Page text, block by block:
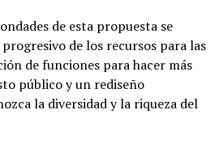
de esta propuesta se
de los recursos para las
de funciones para hacer más
público y un rediseño
la diversidad y la riqueza del